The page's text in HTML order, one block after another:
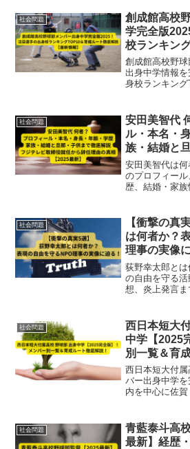
社会問題
創成館高校
学完全版
校ランキン
徹底解説【
創成館高校野
出身中学情報
身校ランキン
屈指の強豪チー
ます。
社会問題
安田美智代
ル・本名・
族・結婚と
説｜フジテ
任理由の真
安田美智代は
のプロフィー
歴、結婚・家族
社会問題
【衝撃の真
は何者か？
理事の実像
荻野幸太郎と
の自由を守る
想、炎上発言ま
物の実像に迫り
社会問題
西日本短大
中学【2025
別一覧＆育
西日本短大付
バー出身中学
内を中心に佐
力の秘密に迫
社会問題
青藍泰斗高
最新】経歴